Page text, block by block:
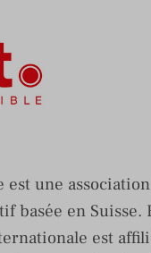
est une
basée en Suisse.
est